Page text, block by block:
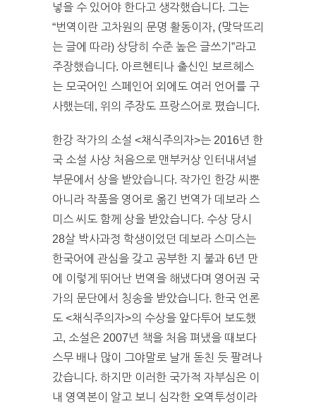
넣을 수 있어야 한다고 생각했습니다. 그는
“번역이란 고차원의 문명 활동이자, (맞닥뜨리
는 글에 따라) 상당히 수준 높은 글쓰기”라고
주장했습니다. 아르헨티나 출신인 보르헤스
는 모국어인 스페인어 외에도 여러 언어를 구
사했는데, 위의 주장도 프랑스어로 폈습니다.
한강 작가의 소설 <채식주의자>는 2016년 한
국 소설 사상 처음으로 맨부커상 인터내셔널
부문에서 상을 받았습니다. 작가인 한강 씨뿐
아니라 작품을 영어로 옮긴 번역가 데보라 스
미스 씨도 함께 상을 받았습니다. 수상 당시
28살 박사과정 학생이었던 데보라 스미스는
한국어에 관심을 갖고 공부한 지 불과 6년 만
에 이렇게 뛰어난 번역을 해냈다며 영어권 국
가의 문단에서 칭송을 받았습니다. 한국 언론
도 <채식주의자>의 수상을 앞다투어 보도했
고, 소설은 2007년 책을 처음 펴냈을 때보다
스무 배나 많이 그야말로 날개 돋친 듯 팔려나
갔습니다. 하지만 이러한 국가적 자부심은 이
내 영역본이 알고 보니 심각한 오역투성이라